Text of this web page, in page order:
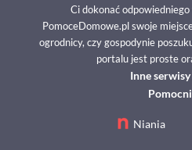
Ci dokonać
PomoceDomowe.pl swoje
ogrodnicy, czy gospodynie
portalu jest proste
Niania
Inne